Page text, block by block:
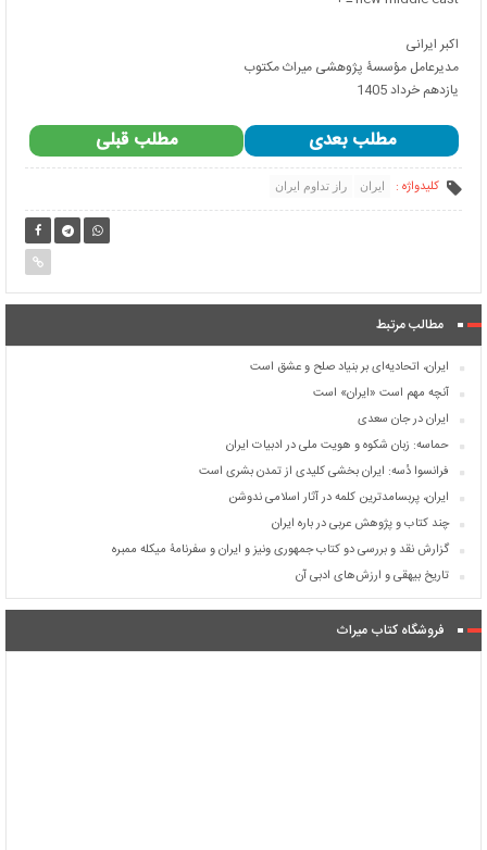
اکبر ایرانی
مدیرعامل مؤسسۀ پژوهشی میراث مکتوب
یازدهم خرداد 1405
مطلب قبلی مطلب بعدی
کلیدواژه : ایران راز تداوم ایران
مطالب مرتبط
ایران، اتحادیه‌ای بر بنیاد صلح و عشق است
آنچه مهم است «ایران» است
ایران در جان سعدی
حماسه: زبان شکوه و هویت ملی در ادبیات ایران
فرانسوا دُسه: ایران بخشی کلیدی از تمدن بشری است
ایران، پربسامدترین کلمه در آثار اسلامی ندوشن
چند کتاب و پژوهش عربی در باره ایران
گزارش نقد و بررسی دو کتاب جمهوری ونیز و ایران و سفرنامۀ میکله ممبره
تاریخ بیهقی و ارزش‌های ادبی آن
فروشگاه کتاب میراث